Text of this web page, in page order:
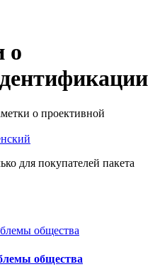
о
о проективной
для покупателей пакета
общества